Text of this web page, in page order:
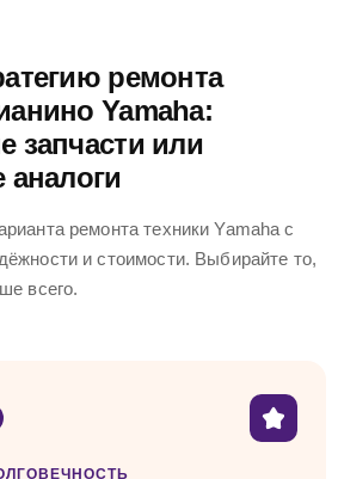
ремонта
Yamaha:
запчасти или
аналоги
ремонта техники Yamaha с
и стоимости. Выбирайте то,
всего.